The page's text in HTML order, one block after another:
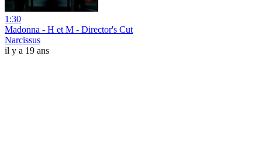
1:30
Madonna - H et M - Director's Cut
Narcissus
il y a 19 ans